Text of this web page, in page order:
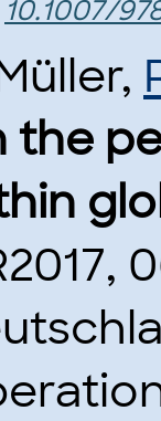
10.1007/
the